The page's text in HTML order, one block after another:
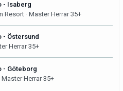
- Isaberg
Resort · Master Herrar 35+
- Östersund
Herrar 35+
- Göteborg
Herrar 35+